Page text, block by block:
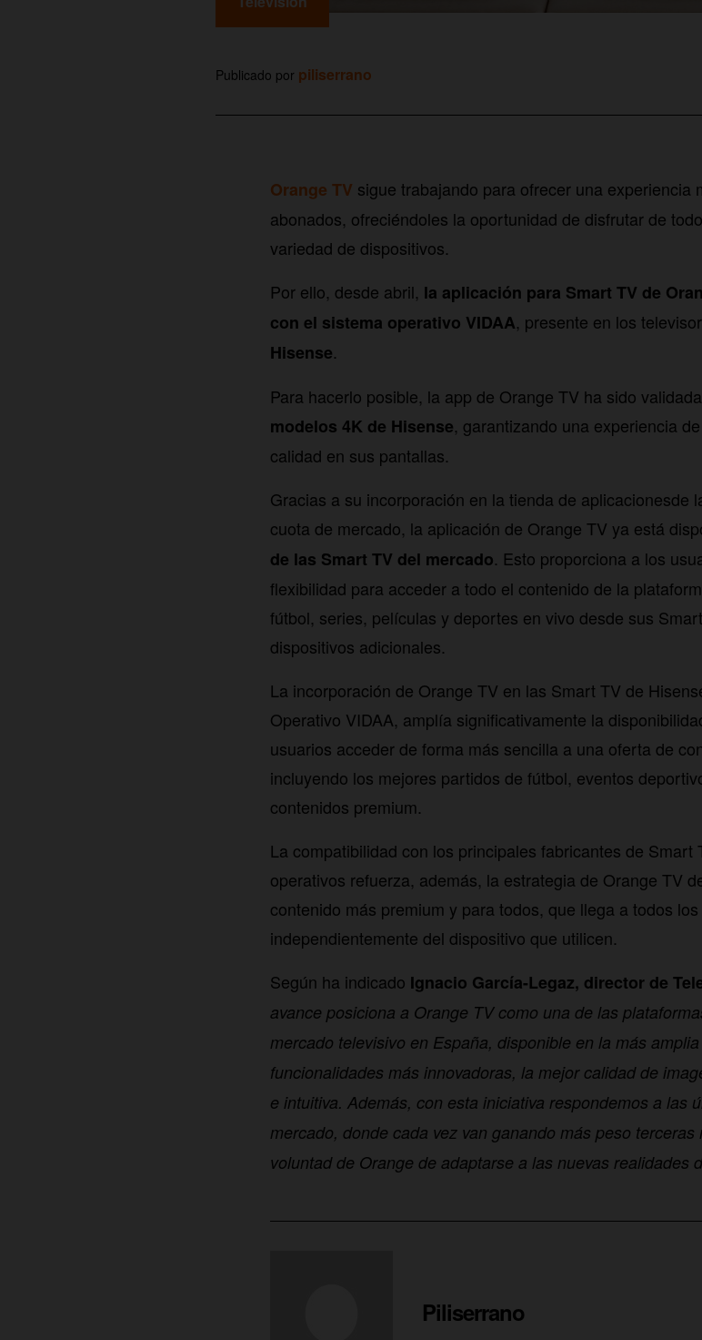
Publicado por piliserrano
Orange TV sigue trabajando para ofrecer una experiencia
abonados, ofreciéndoles la oportunidad de disfrutar de
variedad de dispositivos.
Por ello, desde abril, la aplicación para Smart TV de
con el sistema operativo VIDAA, presente en los
Hisense.
Para hacerlo posible, la app de Orange TV ha sido
modelos 4K de Hisense, garantizando una experiencia
calidad en sus pantallas.
Gracias a su incorporación en la tienda de aplicacionesde
cuota de mercado, la aplicación de Orange TV ya está
de las Smart TV del mercado. Esto proporciona a los
flexibilidad para acceder a todo el contenido de la
fútbol, series, películas y deportes en vivo desde sus
dispositivos adicionales.
La incorporación de Orange TV en las Smart TV de
Operativo VIDAA, amplía significativamente la
usuarios acceder de forma más sencilla a una oferta de
incluyendo los mejores partidos de fútbol, eventos
contenidos premium.
La compatibilidad con los principales fabricantes de
operativos refuerza, además, la estrategia de Orange TV
contenido más premium y para todos, que llega a todos
independientemente del dispositivo que utilicen.
Según ha indicado Ignacio García-Legaz, director de
avance posiciona a Orange TV como una de las
mercado televisivo en España, disponible en la más
funcionalidades más innovadoras, la mejor calidad de
e intuitiva. Además, con esta iniciativa respondemos a las
mercado, donde cada vez van ganando más peso
voluntad de Orange de adaptarse a las nuevas realidades
Piliserrano